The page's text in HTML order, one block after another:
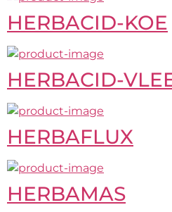
HERBACID-KOE
HERBACID-
HERBAFLUX
HERBAMAS